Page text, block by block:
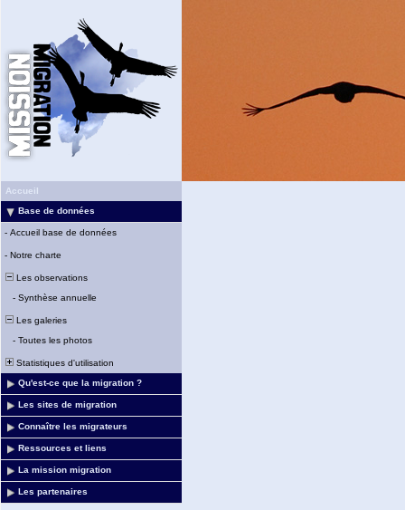
Accueil
Base de données
- Accueil base de données
- Notre charte
Les observations
- Synthèse annuelle
Les galeries
- Toutes les photos
Statistiques d'utilisation
Qu'est-ce que la migration ?
Les sites de migration
Connaître les migrateurs
Ressources et liens
La mission migration
Les partenaires